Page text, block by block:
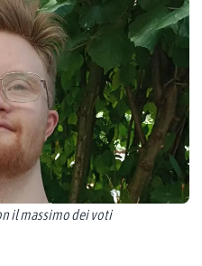
il massimo dei voti